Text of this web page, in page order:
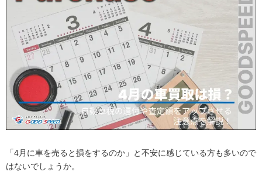
「4月に車を売ると損をするのか」と不安に感じている方も多いので
はないでしょうか。